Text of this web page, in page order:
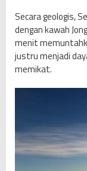
n
a
h
u
,
A
t
Secara geologis,
dengan kawah
menit
justru menjadi
memikat.